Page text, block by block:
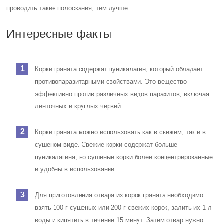
проводить такие полоскания, тем лучше.
Интересные факты
Корки граната содержат пуникалагин, который обладает
противопаразитарными свойствами. Это вещество
эффективно против различных видов паразитов, включая
ленточных и круглых червей.
Корки граната можно использовать как в свежем, так и в
сушеном виде. Свежие корки содержат больше
пуникалагина, но сушеные корки более концентрированные
и удобны в использовании.
Для приготовления отвара из корок граната необходимо
взять 100 г сушеных или 200 г свежих корок, залить их 1 л
воды и кипятить в течение 15 минут. Затем отвар нужно